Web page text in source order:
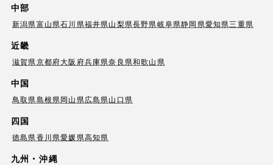
中部
新潟県富山県石川県福井県山梨県長野県岐阜県静岡県愛知県三重県
近畿
滋賀県京都府大阪府兵庫県奈良県和歌山県
中国
鳥取県島根県岡山県広島県山口県
四国
徳島県香川県愛媛県高知県
九州・沖縄